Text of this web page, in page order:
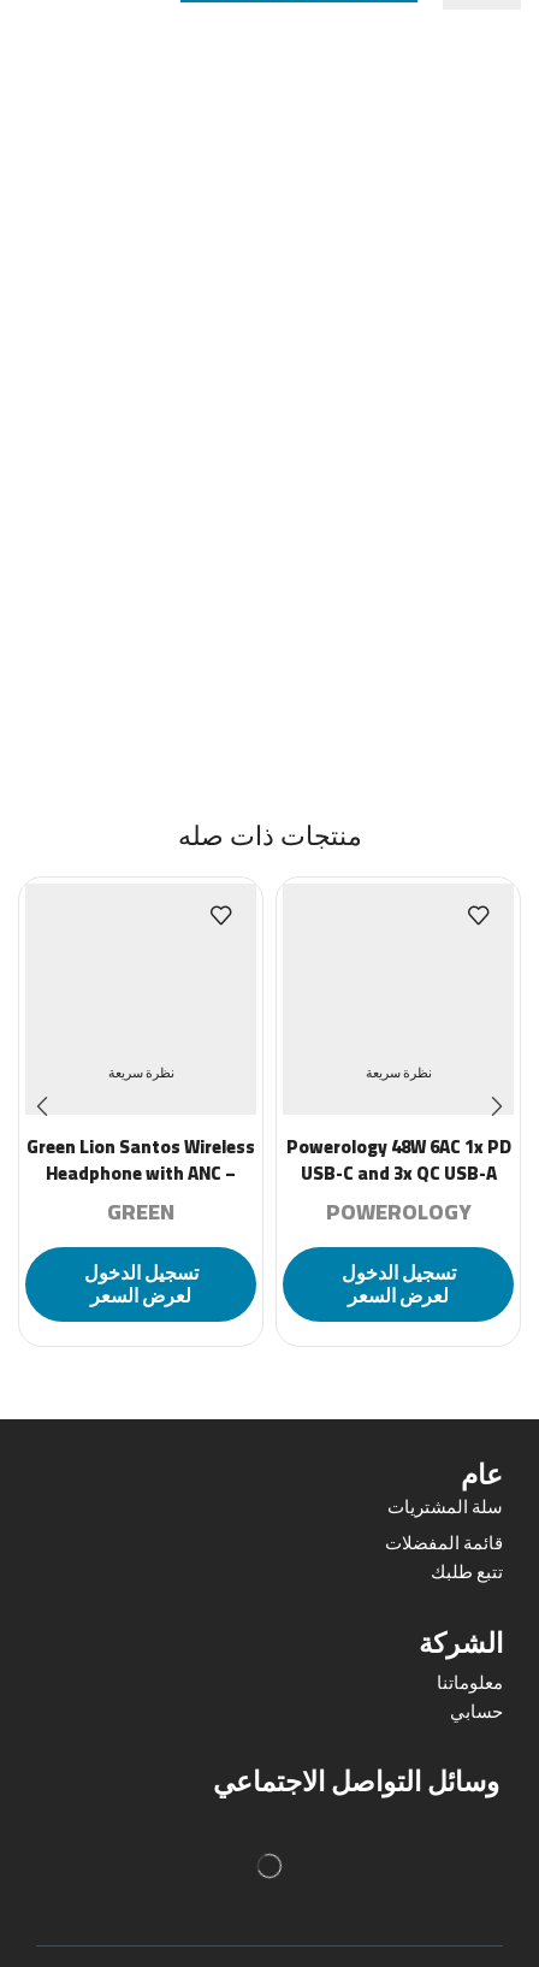
منتجات ذات صله
نظرة سريعة
Powerology 48W 6AC 1x PD
USB-C and 3x QC USB-A
Power Strip UK PD 30W-
Black
POWEROLOGY
تسجيل الدخول
لعرض السعر
نظرة سريعة
Green Lion Santos Wireless
Headphone with ANC –
Black
GREEN
تسجيل الدخول
لعرض السعر
عام
سلة المشتريات
قائمة المفضلات
تتبع طلبك
الشركة
معلوماتنا
حسابي
وسائل التواصل الاجتماعي